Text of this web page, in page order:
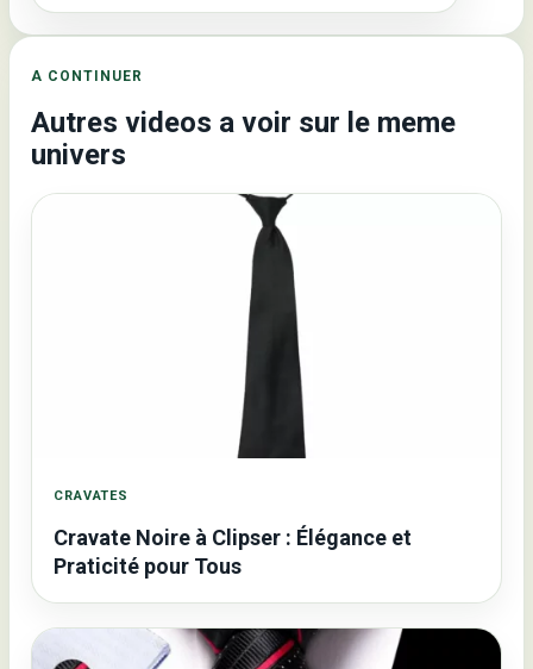
A CONTINUER
Autres videos a voir sur le meme
univers
CRAVATES
Cravate Noire à Clipser : Élégance et
Praticité pour Tous